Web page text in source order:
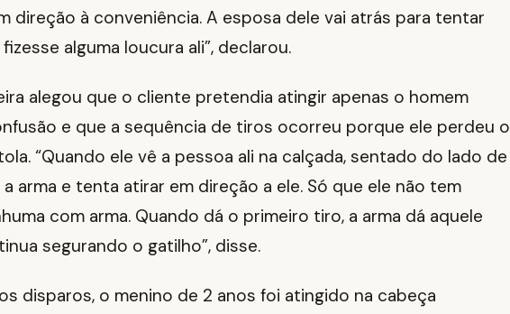
direção à conveniência. A esposa dele vai atrás para tentar
alguma loucura ali”, declarou.
alegou que o cliente pretendia atingir apenas o homem
e que a sequência de tiros ocorreu porque ele perdeu o
“Quando ele vê a pessoa ali na calçada, sentado do lado de
arma e tenta atirar em direção a ele. Só que ele não tem
com arma. Quando dá o primeiro tiro, a arma dá aquele
segurando o gatilho”, disse.
disparos, o menino de 2 anos foi atingido na cabeça